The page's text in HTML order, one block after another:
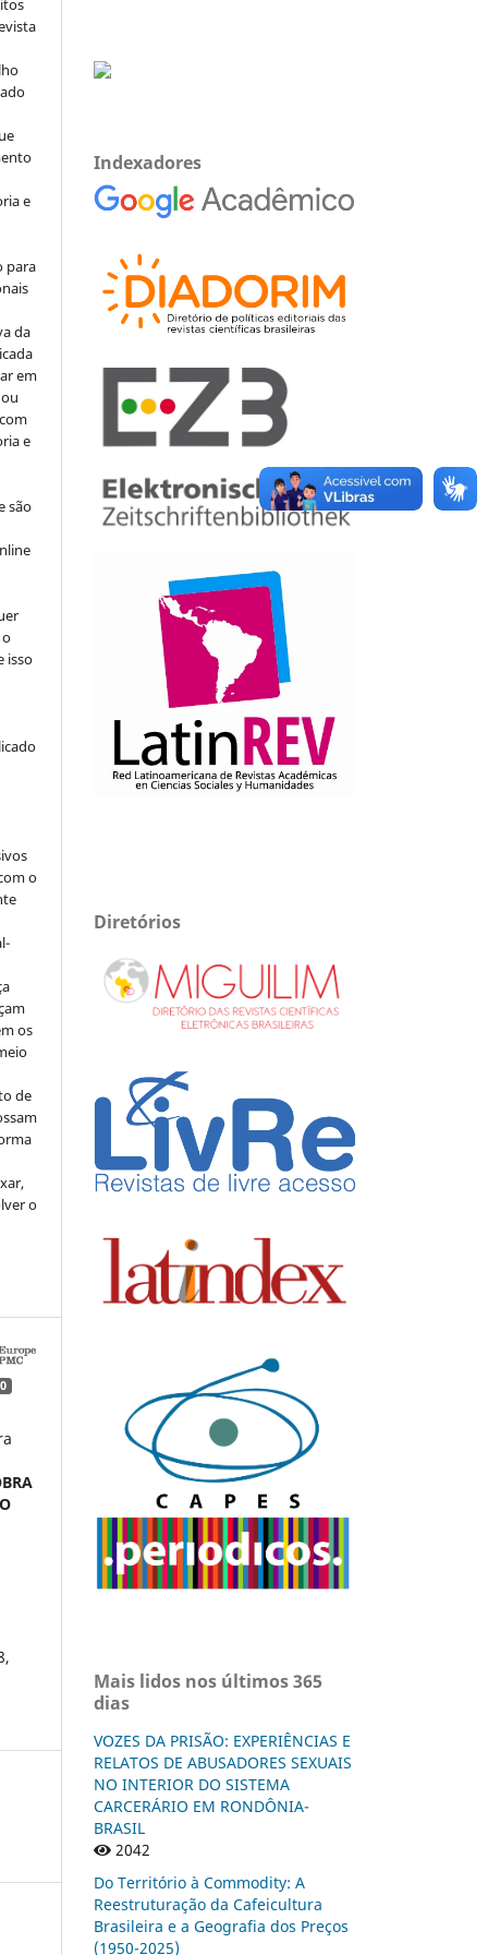
e
para
da
em
e
são
isso
o
os
de
o
0
Indexadores
Diretórios
Mais lidos nos últimos 365
dias
VOZES DA PRISÃO: EXPERIÊNCIAS E
RELATOS DE ABUSADORES SEXUAIS
NO INTERIOR DO SISTEMA
CARCERÁRIO EM RONDÔNIA-
BRASIL
2042
Do Território à Commodity: A
Reestruturação da Cafeicultura
Brasileira e a Geografia dos Preços
(1950-2025)